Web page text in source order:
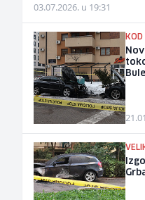
03.07.2026. u 19:31
KOD